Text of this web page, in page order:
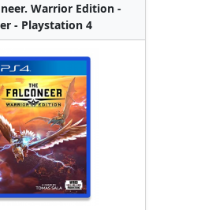
Warrior Edition -
- Playstation 4